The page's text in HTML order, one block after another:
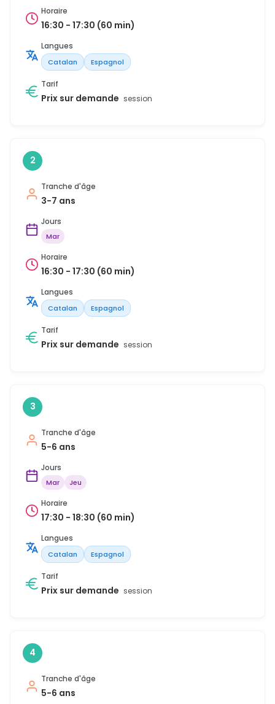
Horaire
16:30 - 17:30 (60 min)
Langues
Catalan Espagnol
Tarif
Prix sur demande session
2
Tranche d'âge
3-7 ans
Jours
Mar
Horaire
16:30 - 17:30 (60 min)
Langues
Catalan Espagnol
Tarif
Prix sur demande session
3
Tranche d'âge
5-6 ans
Jours
Mar Jeu
Horaire
17:30 - 18:30 (60 min)
Langues
Catalan Espagnol
Tarif
Prix sur demande session
4
Tranche d'âge
5-6 ans